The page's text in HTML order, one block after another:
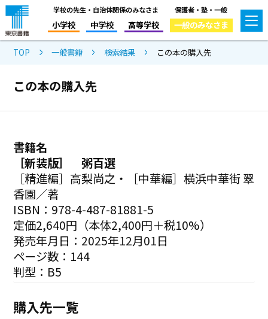
学校の先生・自治体関係のみなさま
小学校 中学校 高等学校
保護者・塾・一般
一般のみなさま
TOP 一般書籍 検索結果 この本の購入先
この本の購入先
書籍名
［新装版］ 粥百選
［精進編］高梨尚之・［中華編］横浜中華街 翠
香園／著
ISBN：978-4-487-81881-5
定価2,640円（本体2,400円＋税10%）
発売年月日：2025年12月01日
ページ数：144
判型：B5
購入先一覧